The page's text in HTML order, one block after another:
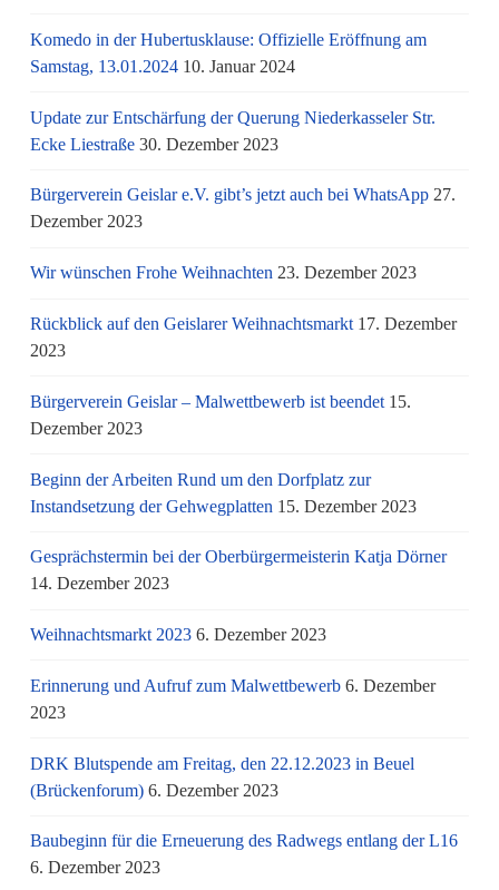
Komedo in der Hubertusklause: Offizielle Eröffnung am
Samstag, 13.01.2024 10. Januar 2024
Update zur Entschärfung der Querung Niederkasseler Str.
Ecke Liestraße 30. Dezember 2023
Bürgerverein Geislar e.V. gibt’s jetzt auch bei WhatsApp 27.
Dezember 2023
Wir wünschen Frohe Weihnachten 23. Dezember 2023
Rückblick auf den Geislarer Weihnachtsmarkt 17. Dezember
2023
Bürgerverein Geislar – Malwettbewerb ist beendet 15.
Dezember 2023
Beginn der Arbeiten Rund um den Dorfplatz zur
Instandsetzung der Gehwegplatten 15. Dezember 2023
Gesprächstermin bei der Oberbürgermeisterin Katja Dörner
14. Dezember 2023
Weihnachtsmarkt 2023 6. Dezember 2023
Erinnerung und Aufruf zum Malwettbewerb 6. Dezember
2023
DRK Blutspende am Freitag, den 22.12.2023 in Beuel
(Brückenforum) 6. Dezember 2023
Baubeginn für die Erneuerung des Radwegs entlang der L16
6. Dezember 2023